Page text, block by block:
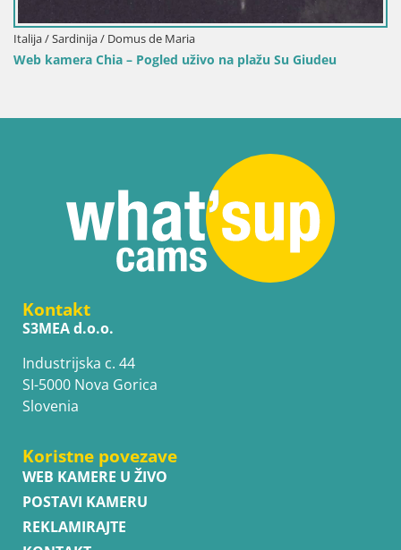
Italija / Sardinija / Domus de Maria
Web kamera Chia – Pogled uživo na plažu Su Giudeu
Kontakt
S3MEA d.o.o.
Industrijska c. 44
SI-5000 Nova Gorica
Slovenia
Koristne povezave
WEB KAMERE U ŽIVO
POSTAVI KAMERU
REKLAMIRAJTE